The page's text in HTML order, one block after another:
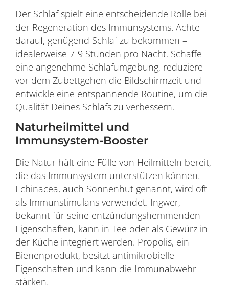
Der Schlaf spielt eine entscheidende Rolle bei
der Regeneration des Immunsystems. Achte
darauf, genügend Schlaf zu bekommen –
idealerweise 7-9 Stunden pro Nacht. Schaffe
eine angenehme Schlafumgebung, reduziere
vor dem Zubettgehen die Bildschirmzeit und
entwickle eine entspannende Routine, um die
Qualität Deines Schlafs zu verbessern.
Naturheilmittel und
Immunsystem-Booster
Die Natur hält eine Fülle von Heilmitteln bereit,
die das Immunsystem unterstützen können.
Echinacea, auch Sonnenhut genannt, wird oft
als Immunstimulans verwendet. Ingwer,
bekannt für seine entzündungshemmenden
Eigenschaften, kann in Tee oder als Gewürz in
der Küche integriert werden. Propolis, ein
Bienenprodukt, besitzt antimikrobielle
Eigenschaften und kann die Immunabwehr
stärken.